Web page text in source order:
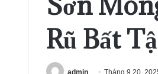
Rũ Bất
admin Tháng 9 20,